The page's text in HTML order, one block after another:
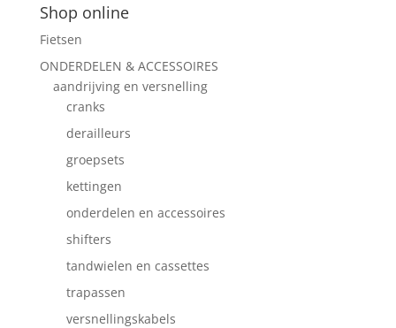
Shop online
Fietsen
ONDERDELEN & ACCESSOIRES
aandrijving en versnelling
cranks
derailleurs
groepsets
kettingen
onderdelen en accessoires
shifters
tandwielen en cassettes
trapassen
versnellingskabels